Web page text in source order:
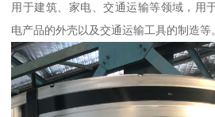
用于建筑、家电、交通运输等领域，用
电产品的外壳以及交通运输工具的制造等